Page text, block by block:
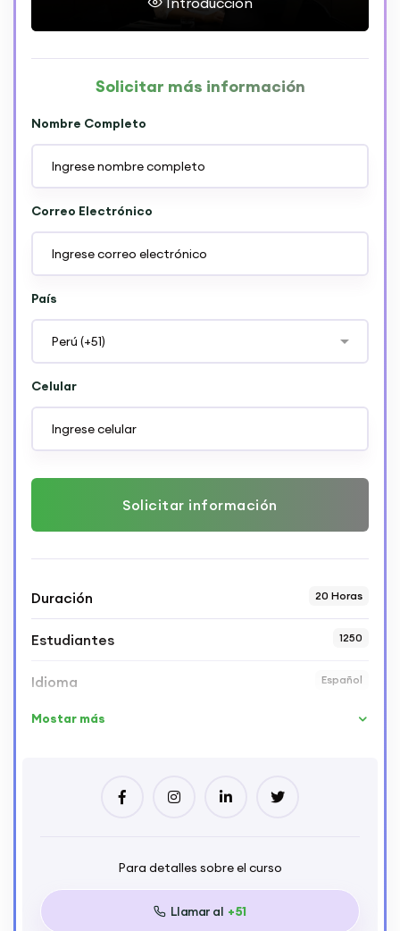
Solicitar más información
Nombre Completo
Correo Electrónico
País
Celular
Solicitar información
Duración 20 Horas
Estudiantes 1250
Idioma Español
Mostar más
Para detalles sobre el curso
Llamar al +51